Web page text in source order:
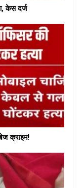
केस दर्ज
क्राइम!